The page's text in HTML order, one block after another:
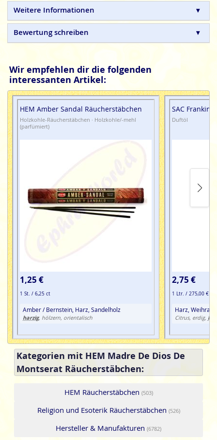
Weitere Informationen
Bewertung schreiben
Wir empfehlen dir die folgenden
interessanten Artikel:
HEM Amber Sandal Räucherstäbchen
Holzkohle-Räucherstäbchen · Holzkohle/-mehl
(parfümiert)
1,25 €
1 St. / 6,25 ct
Amber / Bernstein, Harz, Sandelholz
harzig, hölzern, orientalisch
SAC
Duftöl
2,75 €
1 Ltr. / 275,00 €
Harz,
Citrus, erdig,
Kategorien mit HEM Madre De Dios De
Montserat Räucherstäbchen:
HEM Räucherstäbchen (503)
Religion und Esoterik Räucherstäbchen (526)
Hersteller & Manufakturen (6782)